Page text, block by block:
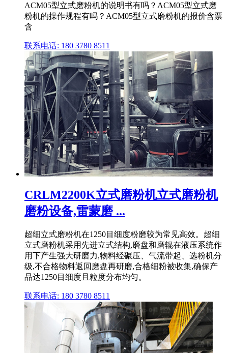
ACM05型立式磨粉机的说明书有吗？ACM05型立式磨
粉机的操作规程有吗？ACM05型立式磨粉机的报价含票
含
联系电话: 180 3780 8511
CRLM2200K立式磨粉机立式磨粉机
磨粉设备,雷蒙磨 ...
超细立式磨粉机在1250目细度粉磨较为常见高效。超细
立式磨粉机采用先进立式结构,磨盘和磨辊在液压系统作
用下产生强大研磨力,物料经碾压、气流带起、选粉机分
级,不合格物料返回磨盘再研磨,合格细粉被收集,确保产
品达1250目细度且粒度分布均匀。
联系电话: 180 3780 8511